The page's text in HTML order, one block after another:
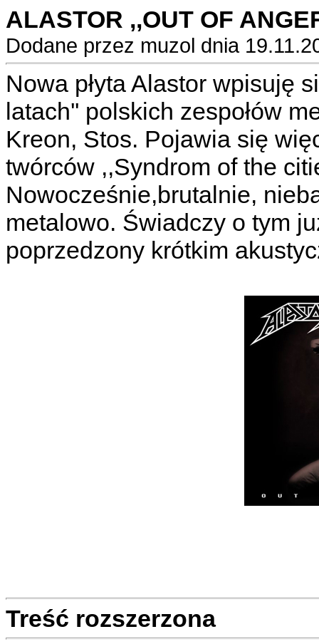
ALASTOR ,,OUT OF
Dodane przez muzol dnia
Nowa płyta Alastor wpisuję
latach'' polskich zespołów
Kreon, Stos. Pojawia się
twórców ,,Syndrom of the
Nowocześnie,brutalnie,
metalowo. Świadczy o tym
poprzedzony krótkim
Treść rozszerzona